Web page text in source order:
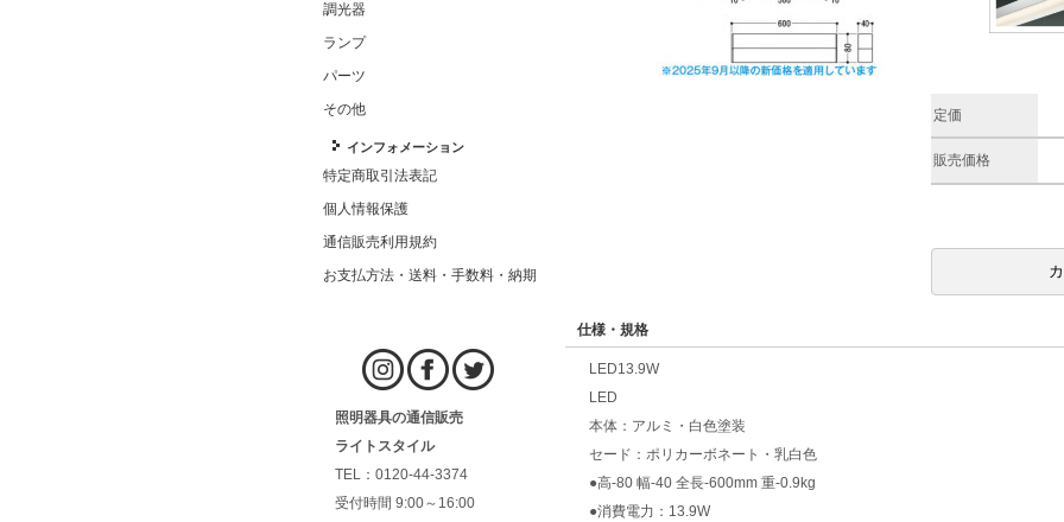
調光器
ランプ
パーツ
その他
インフォメーション
特定商取引法表記
個人情報保護
通信販売利用規約
お支払方法・送料・手数料・納期
照明器具の通信販売
ライトスタイル
TEL：0120-44-3374
受付時間 9:00～16:00
定価
販売価格
仕様・規格
LED13.9W
LED
本体：アルミ・白色塗装
セード：ポリカーボネート・乳白色
●高-80 幅-40 全長-600mm 重-0.9kg
●消費電力：13.9W